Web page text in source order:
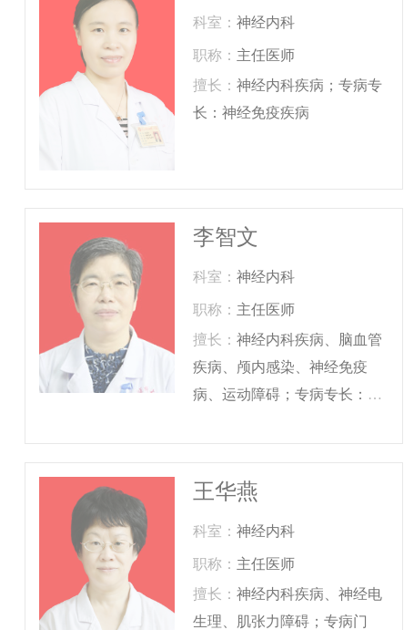
科室： 神经内科
职称： 主任医师
擅长： 神经内科疾病；专病专
长：神经免疫疾病
李智文
科室： 神经内科
职称： 主任医师
擅长： 神经内科疾病、脑血管
疾病、颅内感染、神经免疫
病、运动障碍；专病专长：卒
王华燕
科室： 神经内科
职称： 主任医师
擅长： 神经内科疾病、神经电
生理、肌张力障碍；专病门